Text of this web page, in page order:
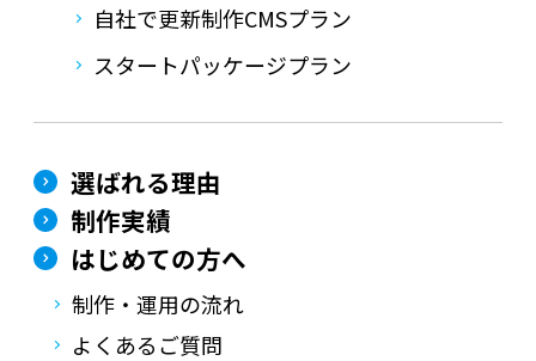
自社で更新制作CMSプラン
スタートパッケージプラン
選ばれる理由
制作実績
はじめての方へ
制作・運用の流れ
よくあるご質問